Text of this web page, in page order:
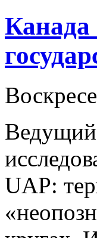
Канада
Ведущий
UAP: